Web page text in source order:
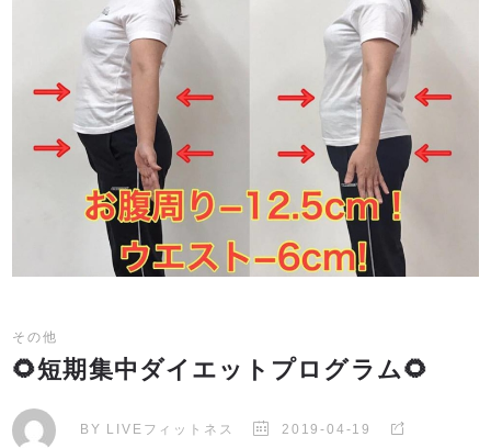
その他
🌻短期集中ダイエットプログラム🌻
BY LIVEフィットネス 2019-04-19